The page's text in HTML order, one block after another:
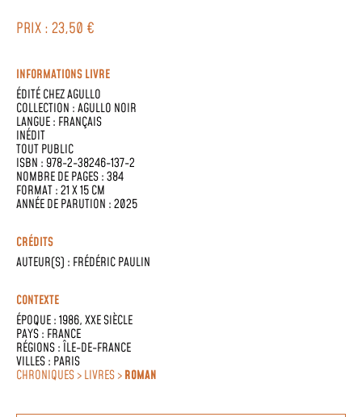
PRIX : 23,50 €
INFORMATIONS LIVRE
ÉDITÉ CHEZAGULLO
COLLECTION :AGULLO NOIR
LANGUE : FRANÇAIS
INÉDIT
TOUT PUBLIC
ISBN : 978-2-38246-137-2
NOMBRE DE PAGES : 384
FORMAT : 21 X 15 CM
ANNÉE DE PARUTION : 2025
CRÉDITS
AUTEUR(S) : FRÉDÉRIC PAULIN
CONTEXTE
ÉPOQUE :1986,XXE SIÈCLE
PAYS : FRANCE
RÉGIONS :ÎLE-DE-FRANCE
VILLES : PARIS
CHRONIQUES > LIVRES >ROMAN